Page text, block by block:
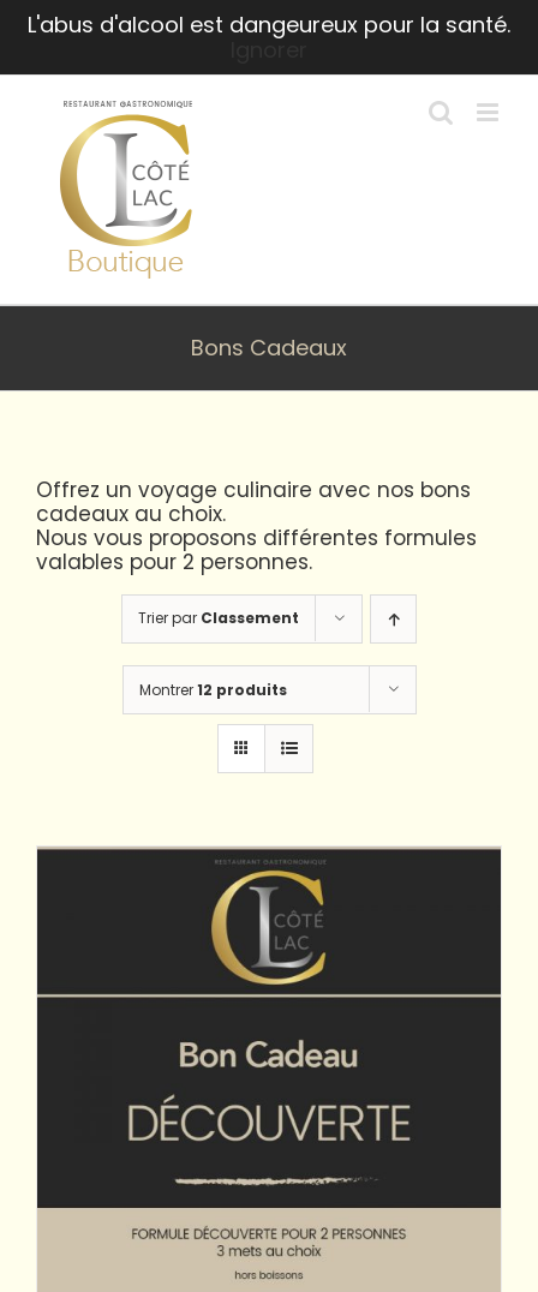
L'abus d'alcool est dangeureux pour la santé.
Passer
Bons Cadeaux
Offrez un voyage culinaire avec nos bons
cadeaux au choix.
Nous vous proposons différentes formules
valables pour 2 personnes.
Trier par Classement
Montrer12 produits